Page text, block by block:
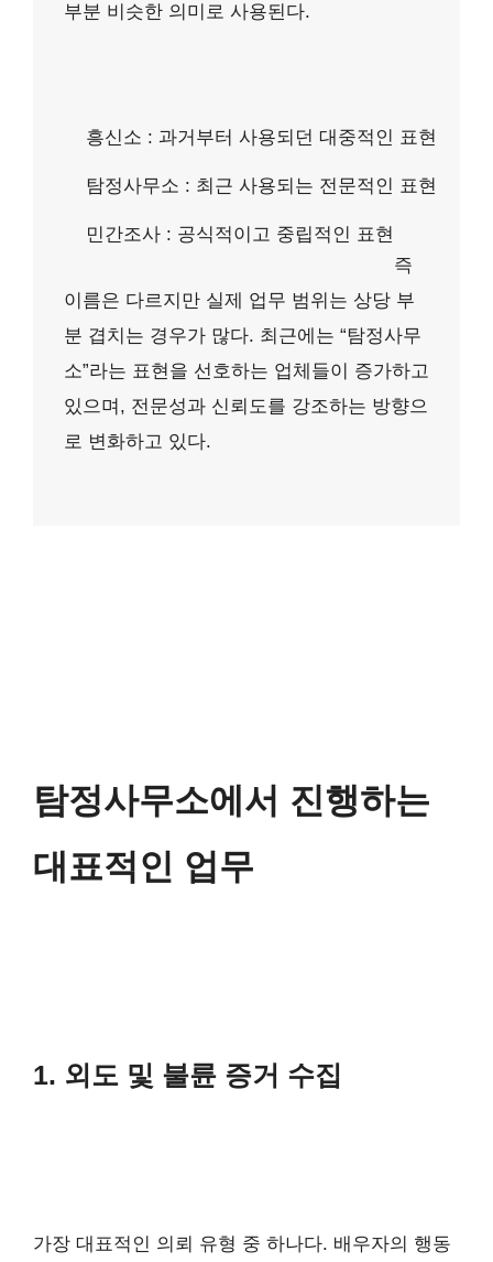
부분 비슷한 의미로 사용된다.
흥신소 : 과거부터 사용되던 대중적인 표현
탐정사무소 : 최근 사용되는 전문적인 표현
민간조사 : 공식적이고 중립적인 표현
즉
이름은 다르지만 실제 업무 범위는 상당 부
분 겹치는 경우가 많다. 최근에는 “탐정사무
소”라는 표현을 선호하는 업체들이 증가하고
있으며, 전문성과 신뢰도를 강조하는 방향으
로 변화하고 있다.
탐정사무소에서 진행하는
대표적인 업무
1. 외도 및 불륜 증거 수집
가장 대표적인 의뢰 유형 중 하나다. 배우자의 행동